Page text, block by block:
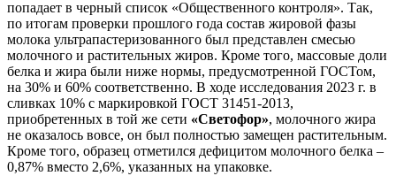
попадает в черный список «Общественного контроля». Так,
по итогам проверки прошлого года состав жировой фазы
молока ультрапастеризованного был представлен смесью
молочного и растительных жиров. Кроме того, массовые доли
белка и жира были ниже нормы, предусмотренной ГОСТом,
на 30% и 60% соответственно. В ходе исследования 2023 г. в
сливках 10% с маркировкой ГОСТ 31451-2013,
приобретенных в той же сети «Светофор», молочного жира
не оказалось вовсе, он был полностью замещен растительным.
Кроме того, образец отметился дефицитом молочного белка –
0,87% вместо 2,6%, указанных на упаковке.